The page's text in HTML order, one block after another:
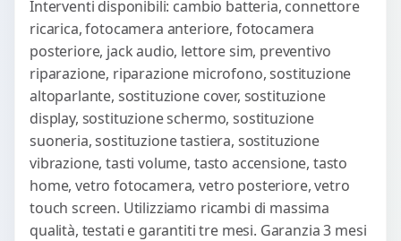
Interventi disponibili: cambio batteria, connettore
ricarica, fotocamera anteriore, fotocamera
posteriore, jack audio, lettore sim, preventivo
riparazione, riparazione microfono, sostituzione
altoparlante, sostituzione cover, sostituzione
display, sostituzione schermo, sostituzione
suoneria, sostituzione tastiera, sostituzione
vibrazione, tasti volume, tasto accensione, tasto
home, vetro fotocamera, vetro posteriore, vetro
touch screen. Utilizziamo ricambi di massima
qualità, testati e garantiti tre mesi. Garanzia 3 mesi